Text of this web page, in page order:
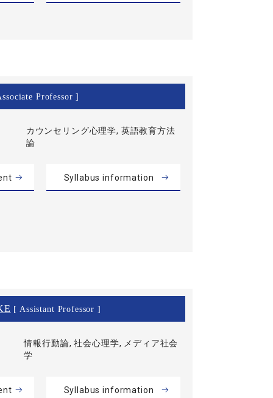
Professor ]
カウンセリング心理学, 英語教育方法
論
Syllabus information
[ Assistant Professor ]
情報行動論, 社会心理学, メディア社会
学
Syllabus information